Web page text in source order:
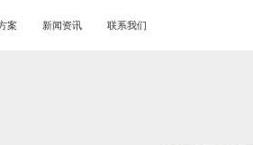
案 新闻资讯 联系我们